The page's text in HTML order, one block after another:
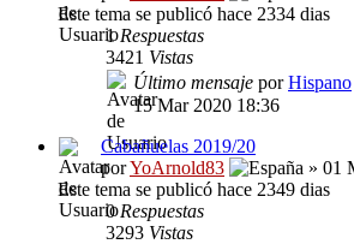
Este tema se publicó hace 2334 dias
1Respuestas
3421 Vistas
Último mensaje porHispano
15 Mar 2020 18:36
Cabañuelas 2019/20
porYoArnold83
» 01
Este tema se publicó hace 2349 dias
0Respuestas
3293 Vistas